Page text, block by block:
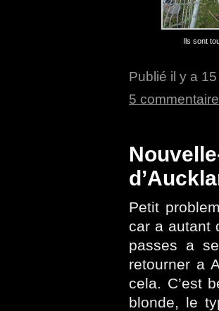
Ils sont
Publié il y a
5
Petit
car a autant
passes a
retourner a
cela. C’est
blonde, le